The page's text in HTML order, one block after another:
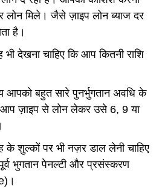
लोन मिले। जैसे ज़ाइप लोन ब्याज दर
है।
देखना चाहिए कि आप कितनी राशि
बहुत सारे पुनर्भुगतान अवधि के
ज़ाइप से लोन लेकर उसे 6, 9 या
के शुल्कों पर भी नज़र डाल लेनी चाहिए
भुगतान पेनल्टी और प्रसंस्करण